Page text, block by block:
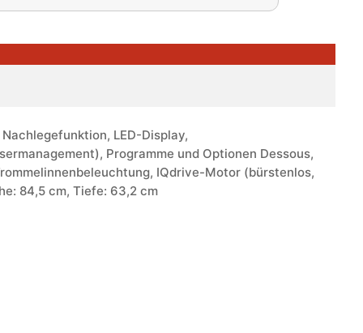
LED-Display,
Programme und Optionen Dessous,
IQdrive-Motor (bürstenlos,
84,5 cm, Tiefe: 63,2 cm